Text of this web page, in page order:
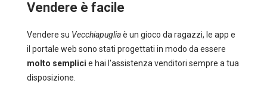
Vendere è facile
Vendere su Vecchiapugliaè un gioco da ragazzi, le app e
il portale web sono stati progettati in modo da essere
molto semplici e hai l'assistenza venditori sempre a tua
disposizione.